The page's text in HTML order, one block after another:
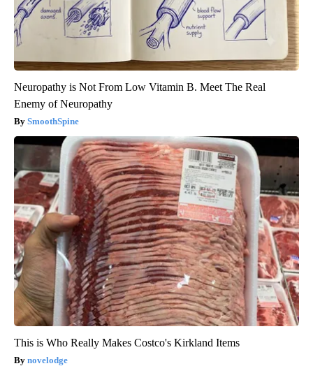
Neuropathy is Not From Low Vitamin B. Meet The Real
Enemy of Neuropathy
SmoothSpine
This is Who Really Makes Costco's Kirkland Items
novelodge